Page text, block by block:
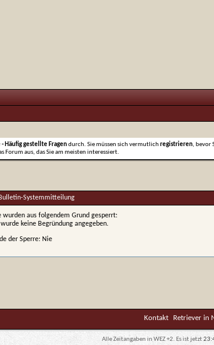
- Häufig gestellte Fragendurch. Sie müssen sich vermutlichregistrieren, bevor
Forum aus, das Sie am meisten interessiert.
Systemmitteilung
wurden aus folgendem Grund gesperrt:
wurde keine Begründung angegeben.
der Sperre: Nie
Kontakt Retriever in
Alle Zeitangaben in WEZ +2. Es ist jetzt